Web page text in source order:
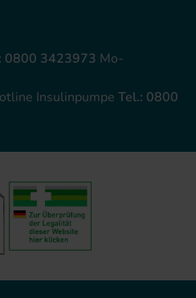
0800 3423973 Mo-
Insulinpumpe Tel.: 0800